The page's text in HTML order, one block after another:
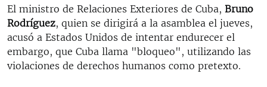
El ministro de Relaciones Exteriores de Cuba, Bruno
Rodríguez, quien se dirigirá a la asamblea el jueves,
acusó a Estados Unidos de intentar endurecer el
embargo, que Cuba llama "bloqueo", utilizando las
violaciones de derechos humanos como pretexto.